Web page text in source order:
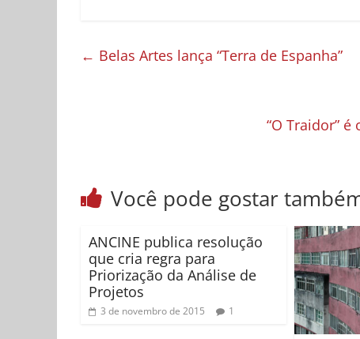
← Belas Artes lança “Terra de Espanha”
“O Traidor”
Você pode gostar
ANCINE publica resolução
que cria regra para
Priorização da Análise de
Projetos
3 de novembro de 2015 1